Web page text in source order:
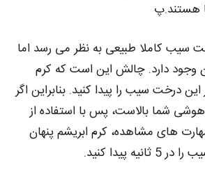
هستند.پ
سیب کاملا طبیعی به نظر می‌ رسد اما
وجود دارد. چالش این است که کرم
درخت سیب را پیدا کنید. بنابراین اگر
شما بالاست، پس با استفاده از
های مشاهده، کرم ابریشم پنهان
پیدا کنید.